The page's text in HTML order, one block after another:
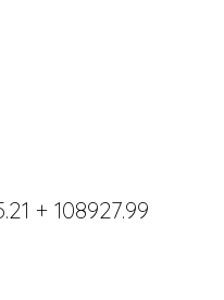
+ 108927.99